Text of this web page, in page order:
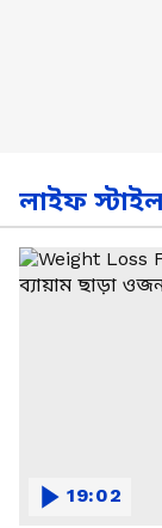
লাইফ
19:02